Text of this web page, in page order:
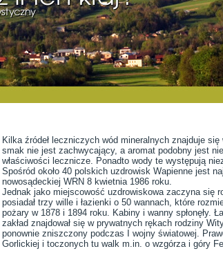
Kilka źródeł leczniczych wód mineralnych znajduje
smak nie jest zachwycający, a aromat podobny jest
właściwości lecznicze. Ponadto wody te występują
Spośród około 40 polskich uzdrowisk Wapienne jest
nowosądeckiej WRN 8 kwietnia 1986 roku.
Jednak jako miejscowość uzdrowiskowa zaczyna się
posiadał trzy wille i łazienki o 50 wannach, które
pożary w 1878 i 1894 roku. Kabiny i wanny spłonęły.
zakład znajdował się w prywatnych rękach rodziny
ponownie zniszczony podczas I wojny światowej.
Gorlickiej i toczonych tu walk m.in. o wzgórza i góry